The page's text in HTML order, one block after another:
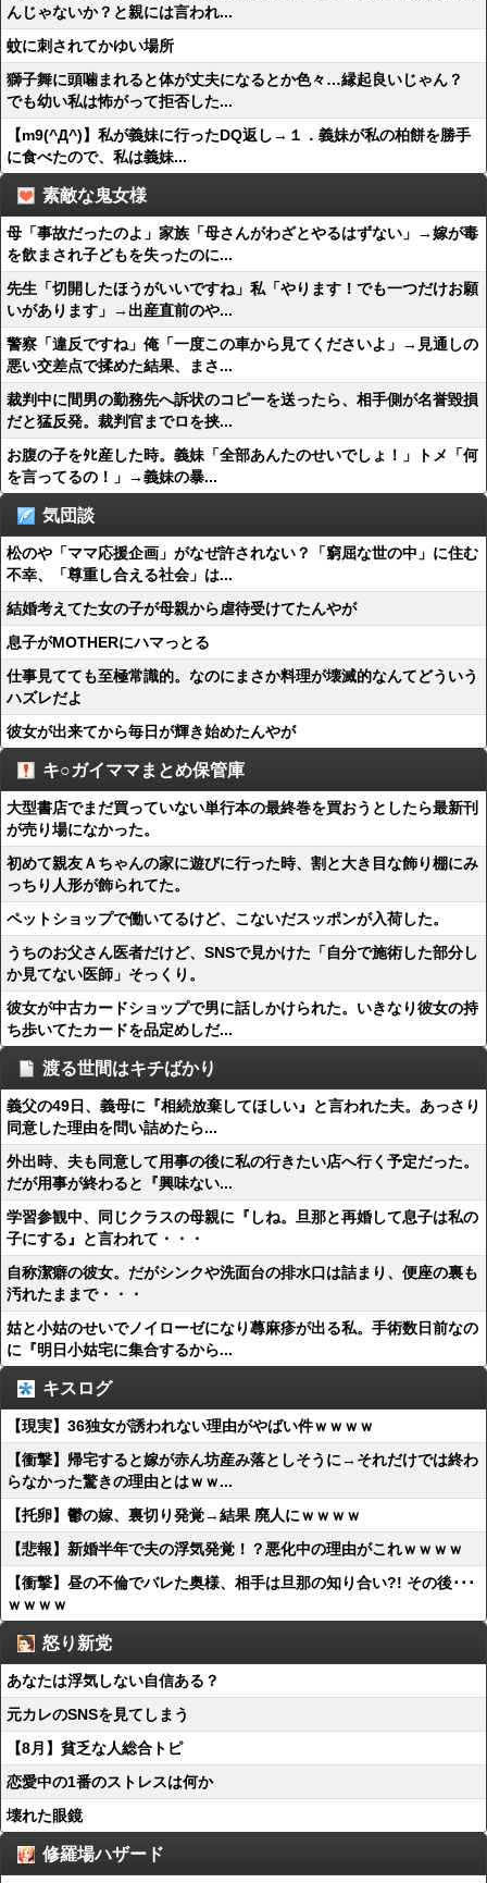
んじゃないか？と親には言われ...
蚊に刺されてかゆい場所
獅子舞に頭噛まれると体が丈夫になるとか色々…縁起良いじゃん？
でも幼い私は怖がって拒否した...
【m9(^Д^)】私が義妹に行ったDQ返し→１．義妹が私の柏餅を勝手
に食べたので、私は義妹...
素敵な鬼女様
母「事故だったのよ」家族「母さんがわざとやるはずない」→嫁が毒
を飲まされ子どもを失ったのに...
先生「切開したほうがいいですね」私「やります！でも一つだけお願
いがあります」→出産直前のや...
警察「違反ですね」俺「一度この車から見てくださいよ」→見通しの
悪い交差点で揉めた結果、まさ...
裁判中に間男の勤務先へ訴状のコピーを送ったら、相手側が名誉毀損
だと猛反発。裁判官までロを挟...
お腹の子をﾀﾋ産した時。義妹「全部あんたのせいでしょ！」トメ「何
を言ってるの！」→義妹の暴...
気団談
松のや「ママ応援企画」がなぜ許されない？「窮屈な世の中」に住む
不幸、「尊重し合える社会」は...
結婚考えてた女の子が母親から虐待受けてたんやが
息子がMOTHERにハマっとる
仕事見てても至極常識的。なのにまさか料理が壊滅的なんてどういう
ハズレだよ
彼女が出来てから毎日が輝き始めたんやが
キ○ガイママまとめ保管庫
大型書店でまだ買っていない単行本の最終巻を買おうとしたら最新刊
が売り場になかった。
初めて親友Ａちゃんの家に遊びに行った時、割と大き目な飾り棚にみ
っちり人形が飾られてた。
ペットショップで働いてるけど、こないだスッポンが入荷した。
うちのお父さん医者だけど、SNSで見かけた「自分で施術した部分し
か見てない医師」そっくり。
彼女が中古カードショップで男に話しかけられた。いきなり彼女の持
ち歩いてたカードを品定めしだ...
渡る世間はキチばかり
義父の49日、義母に『相続放棄してほしい』と言われた夫。あっさり
同意した理由を問い詰めたら...
外出時、夫も同意して用事の後に私の行きたい店へ行く予定だった。
だが用事が終わると『興味ない...
学習参観中、同じクラスの母親に『しね。旦那と再婚して息子は私の
子にする』と言われて・・・
自称潔癖の彼女。だがシンクや洗面台の排水口は詰まり、便座の裏も
汚れたままで・・・
姑と小姑のせいでノイローゼになり蕁麻疹が出る私。手術数日前なの
に『明日小姑宅に集合するから...
キスログ
【現実】36独女が誘われない理由がやばい件ｗｗｗｗ
【衝撃】帰宅すると嫁が赤ん坊産み落としそうに→それだけでは終わ
らなかった驚きの理由とはｗｗ...
【托卵】鬱の嫁、裏切り発覚→結果 廃人にｗｗｗｗ
【悲報】新婚半年で夫の浮気発覚！？悪化中の理由がこれｗｗｗｗ
【衝撃】昼の不倫でバレた奥様、相手は旦那の知り合い?! その後･･･
ｗｗｗｗ
怒り新党
あなたは浮気しない自信ある？
元カレのSNSを見てしまう
【8月】貧乏な人総合トピ
恋愛中の1番のストレスは何か
壊れた眼鏡
修羅場ハザード